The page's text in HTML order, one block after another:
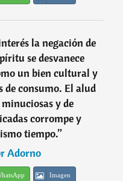
la negación de
se desvanece
un bien cultural y
de consumo. El alud
y de
corrompe y
tiempo.”
Adorno
Imagen